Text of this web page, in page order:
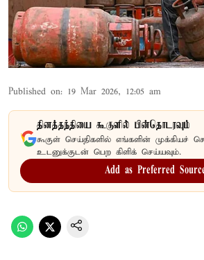
Published on: 19 Mar 2026, 12:05 am
தினத்தந்தியை கூகுளில் பின்தொடரவும்
கூகுள் செய்திகளில் எங்களின் முக்கியச்
உடனுக்குடன் பெற கிளிக் செய்யவும்.
Add as Preferred